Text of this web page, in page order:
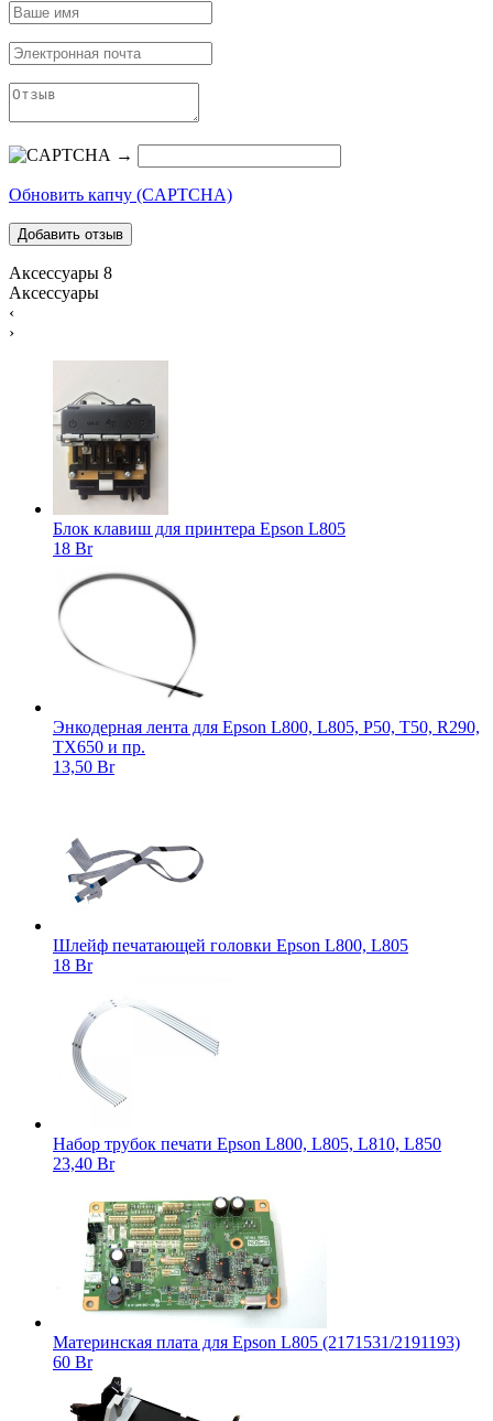
→
Обновить капчу (CAPTCHA)
Аксессуары 8
Аксессуары
‹
›
Блок клавиш для принтера Epson L805
18 Br
Энкодерная лента для Epson L800, L805, P50, T50, R290,
TX650 и пр.
13,50 Br
Шлейф печатающей головки Epson L800, L805
18 Br
Набор трубок печати Epson L800, L805, L810, L850
23,40 Br
Материнская плата для Epson L805 (2171531/2191193)
60 Br